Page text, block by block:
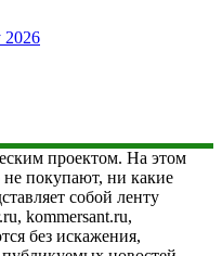
2026
проектом. На этом
не покупают, ни какие
собой ленту
kommersant.ru,
без искажения,